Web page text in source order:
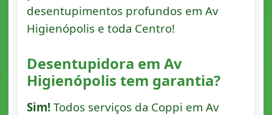
desentupimentos profundos em Av
Higienópolis e toda Centro!
Desentupidora em Av
Higienópolis tem garantia?
Sim!Todos serviços da Coppi em Av